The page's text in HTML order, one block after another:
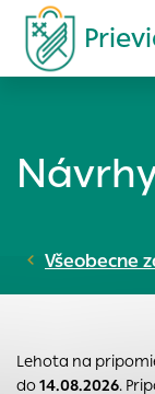
Všeobecne
Lehota na
do14.08.2026.
ukladať
Vyberte